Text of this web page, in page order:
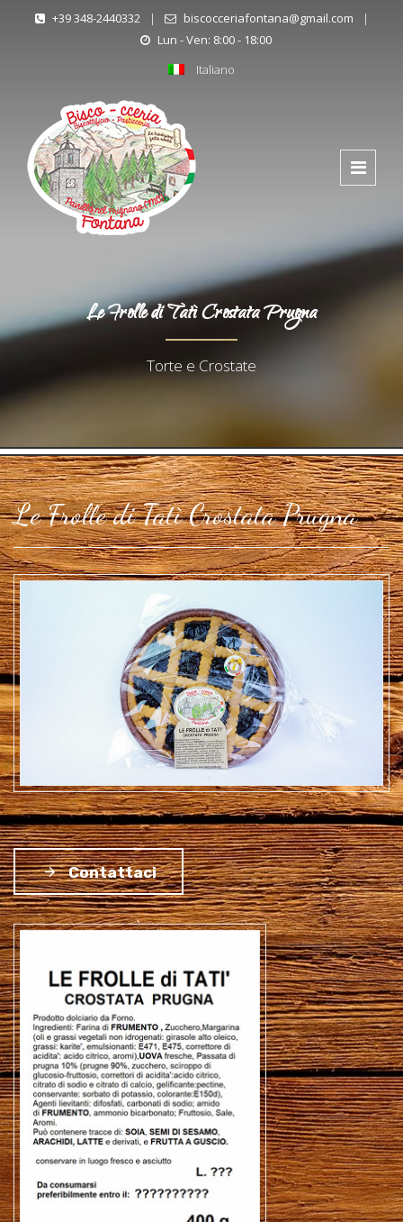
+39 348-2440332 | biscocceriafontana@gmail.com
|
Lun - Ven: 8:00 - 18:00
Italiano
Le Frolle di Tatì Crostata Prugna
Torte e Crostate
Le Frolle di Tatì Crostata Prugna
Contattaci